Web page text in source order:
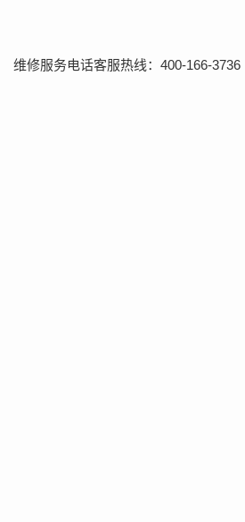
维修服务电话客服热线：400-166-3736